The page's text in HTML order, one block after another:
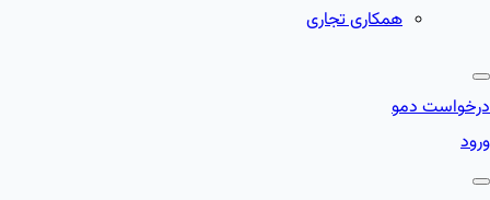
همکاری تجاری
درخواست دمو
ورود